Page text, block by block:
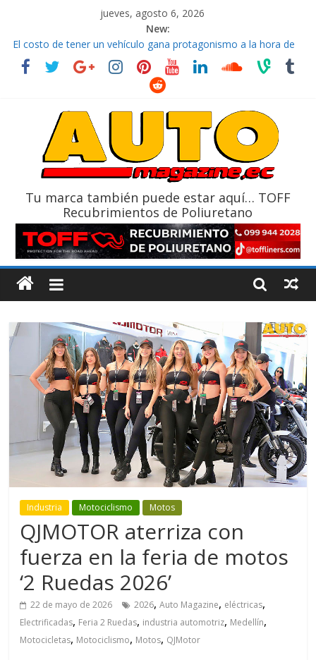
jueves, agosto 6, 2026
New:
El costo de tener un vehículo gana protagonismo a la hora de
decidir
Ultima película ‘Spider‑Man: Brand New Day’ pone en escena a
La Vuelta al Ecuador 2026, edición 47ª, recorre 7 provincias en 8
La FEDAK recibe 12 Sinotruk Bolden para cubrir las rutas de La
Tu marca también puede estar aquí… TOFF
Recubrimientos de Poliuretano
Industria Motociclismo Motos
QJMOTOR aterriza con
fuerza en la feria de motos
‘2 Ruedas 2026’
22 de mayo de 2026 2026,Auto Magazine, eléctricas,
Electrificadas, Feria 2 Ruedas, industria automotriz, Medellín,
Motocicletas, Motociclismo, Motos, QJMotor